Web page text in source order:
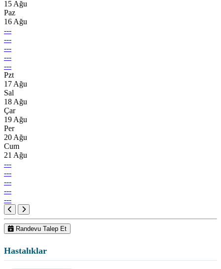
15 Ağu
Paz
16 Ağu
---
---
---
---
---
Pzt
17 Ağu
Sal
18 Ağu
Çar
19 Ağu
Per
20 Ağu
Cum
21 Ağu
---
---
---
---
---
Randevu Talep Et
Hastalıklar